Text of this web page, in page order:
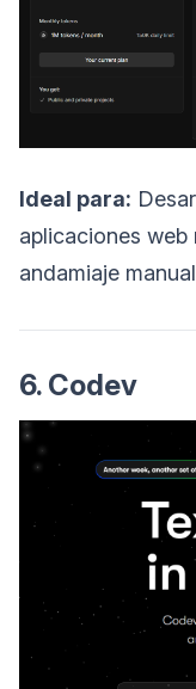
Ideal para:
aplicaciones web
andamiaje
6. Codev